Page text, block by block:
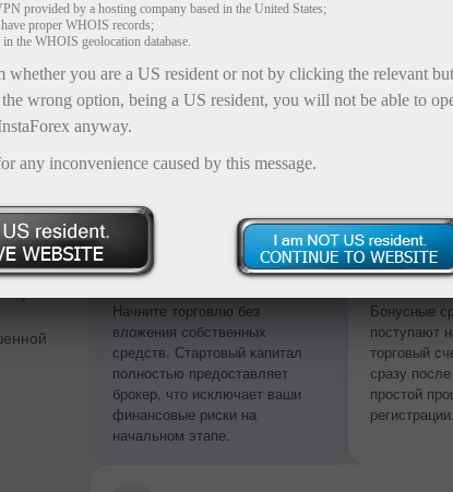
от
Без пополнения
депозита
Начните торговлю без
вложения собственных
средств. Стартовый капитал
полностью предоставляет
брокер, что исключает ваши
финансовые риски на
начальном этапе.
Бонусные
поступают
торговый
сразу
простой
регистрации.
provided by a hosting company based in the United States;
proper WHOIS records;
the WHOIS geolocation database.
whether you are a US resident or not by clicking the relevant
wrong option, being a US resident, you will not be able to
anyway.
any inconvenience caused by this message.